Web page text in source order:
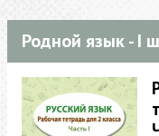
Родной язык - I